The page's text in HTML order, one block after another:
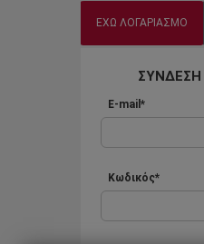
ΕΧΩ ΛΟΓΑΡΙΑΣΜΟ
ΣΥΝΔΕΣΗ
E-mail*
Κωδικός*